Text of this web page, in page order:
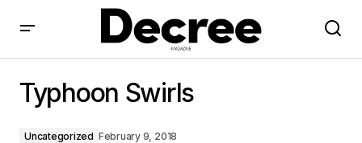
Typhoon Swirls
Uncategorized February 9, 2018